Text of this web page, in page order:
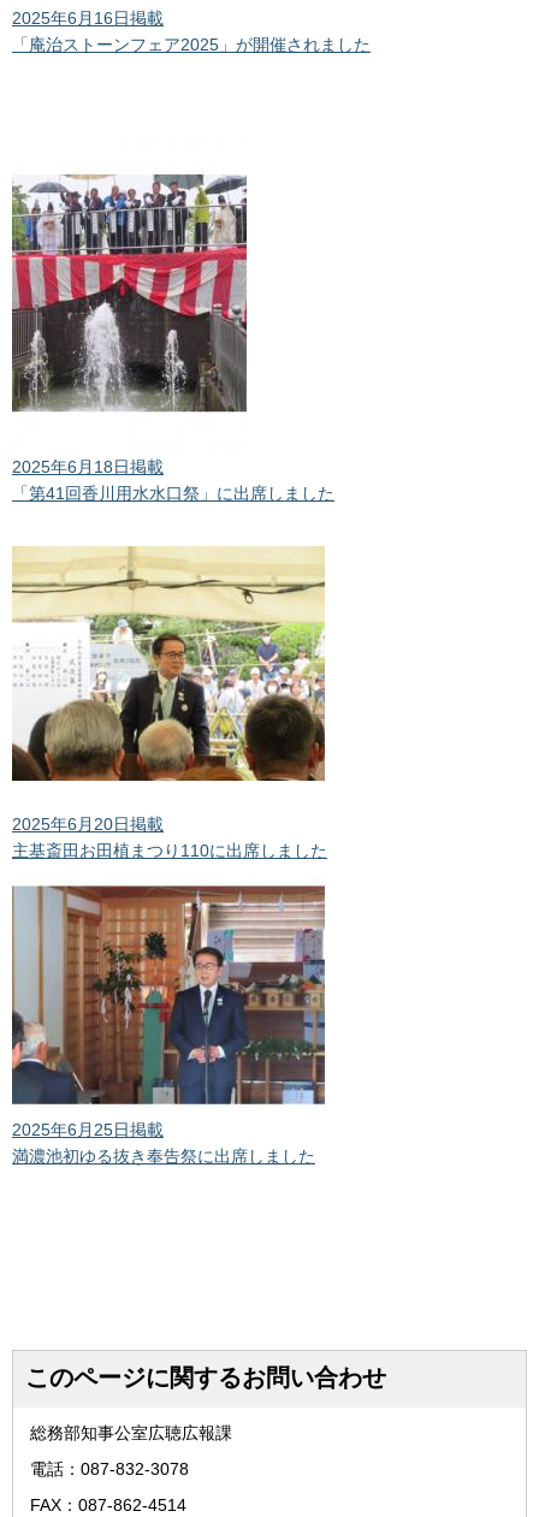
2025年6月16日掲載
「庵治ストーンフェア2025」が開催されました
2025年6月18日掲載
「第41回香川用水水口祭」に出席しました
2025年6月20日掲載
主基斎田お田植まつり110に出席しました
2025年6月25日掲載
満濃池初ゆる抜き奉告祭に出席しました
このページに関するお問い合わせ
総務部知事公室広聴広報課
電話：087-832-3078
FAX：087-862-4514